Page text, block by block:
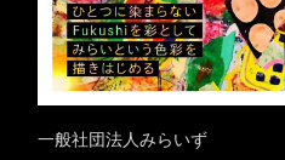
一般社団法人みらいず